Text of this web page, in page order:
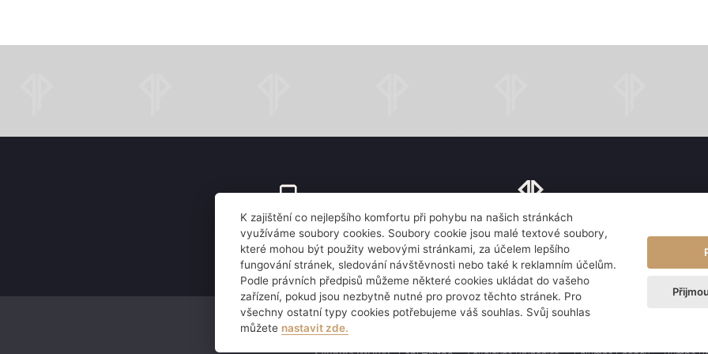
zavolejte
+420 220 188 610
najdete nás
Květnové nám. 53, 252 43 Průhonice
Právní informace Informace o zpracování osobních údajů Rezervujte si pokoj
K zajištění co nejlepšího komfortu při pohybu na našich stránkách
využíváme soubory cookies. Soubory cookie jsou malé textové soubory,
které mohou být použity webovými stránkami, za účelem lepšího
fungování stránek, sledování návštěvnosti nebo také k reklamním účelům.
Podle právních předpisů můžeme některé cookies ukládat do vašeho
zařízení, pokud jsou nezbytně nutné pro provoz těchto stránek. Pro
všechny ostatní typy cookies potřebujeme váš souhlas. Svůj souhlas
můžete nastavit zde.